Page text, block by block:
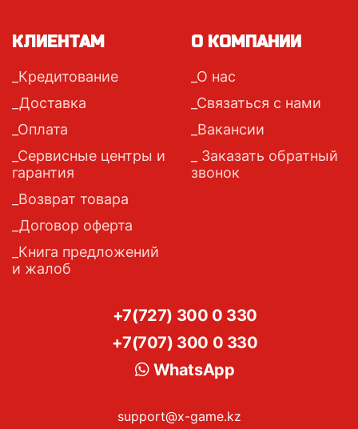
КЛИЕНТАМ
Кредитование
Доставка
Оплата
Сервисные центры и
гарантия
Возврат товара
Договор оферта
Книга предложений
и жалоб
О КОМПАНИИ
О нас
Связаться с нами
Вакансии
Заказать обратный
звонок
+7(727) 300 0 330
+7(707) 300 0 330
WhatsApp
support@x-game.kz